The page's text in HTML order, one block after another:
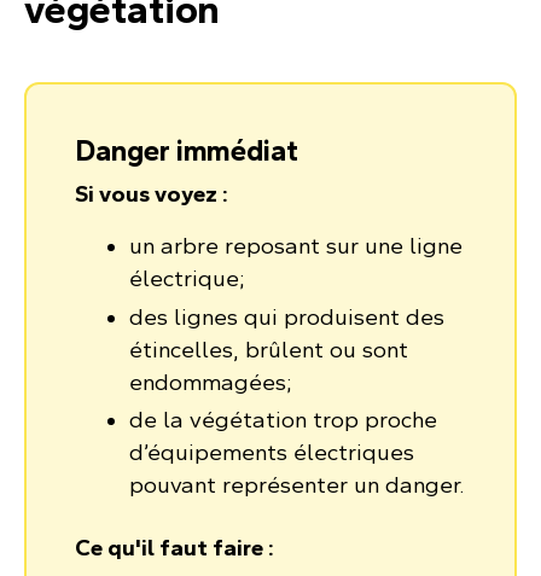
Danger immédiat
Si vous voyez :
un arbre reposant sur une ligne
électrique;
des lignes qui produisent des
étincelles, brûlent ou sont
endommagées;
de la végétation trop proche
d’équipements électriques
pouvant représenter un danger.
Ce qu'il faut faire :